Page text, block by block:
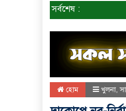
সর্বশেষ :
হোম খুলনা,